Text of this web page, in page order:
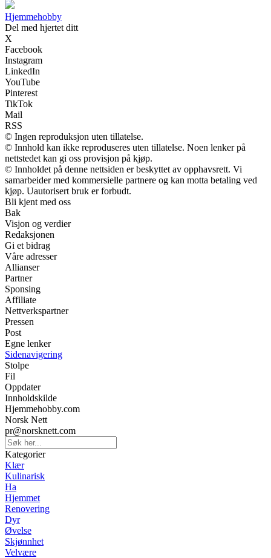
Hjemmehobby
Del med hjertet ditt
X
Facebook
Instagram
LinkedIn
YouTube
Pinterest
TikTok
Mail
RSS
© Ingen reproduksjon uten tillatelse.
© Innhold kan ikke reproduseres uten tillatelse. Noen lenker på
nettstedet kan gi oss provisjon på kjøp.
© Innholdet på denne nettsiden er beskyttet av opphavsrett. Vi
samarbeider med kommersielle partnere og kan motta betaling ved
kjøp. Uautorisert bruk er forbudt.
Bli kjent med oss
Bak
Visjon og verdier
Redaksjonen
Gi et bidrag
Våre adresser
Allianser
Partner
Sponsing
Affiliate
Nettverkspartner
Pressen
Post
Egne lenker
Sidenavigering
Stolpe
Fil
Oppdater
Innholdskilde
Hjemmehobby.com
Norsk Nett
pr@norsknett.com
Kategorier
Klær
Kulinarisk
Ha
Hjemmet
Renovering
Dyr
Øvelse
Skjønnhet
Velvære